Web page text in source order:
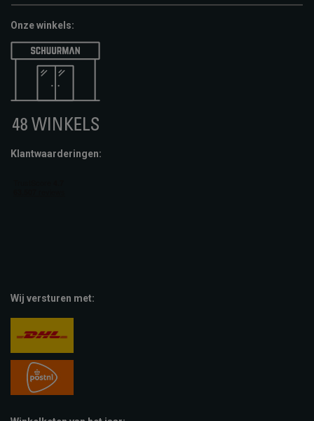
Onze winkels:
Klantwaarderingen:
Wij versturen met: